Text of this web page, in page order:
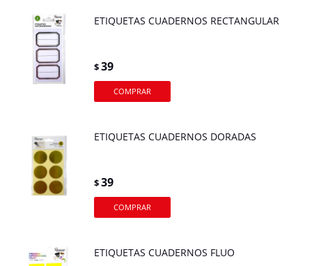
ETIQUETAS CUADERNOS RECTANGULAR
$39
ETIQUETAS CUADERNOS DORADAS
$39
ETIQUETAS CUADERNOS FLUO